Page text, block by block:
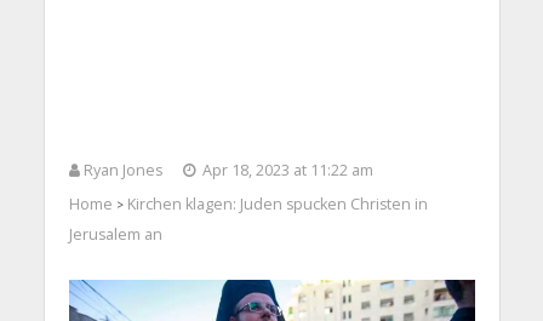
Ryan Jones
Apr 18, 2023 at 11:22 am
Home > Kirchen klagen: Juden spucken Christen in
Jerusalem an